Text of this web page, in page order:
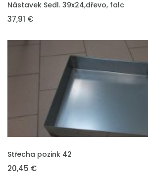
Nástavek Sedl. 39x24,dřevo, falc
37,91 €
VLOŽIT DO KOŠÍKU
Střecha pozink 42
20,45 €